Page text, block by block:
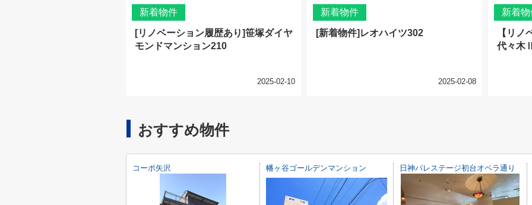
新着物件
[リノベーション履歴あり]笹塚ダイヤ
モンドマンション210
2025-02-10
新着物件
[新着物件]レオハイツ302
2025-02-08
新着
【リノ
代々木
おすすめ物件
コーポ矢沢 幡ヶ谷ゴールデンマンション 日神パレステージ初台オペラ通り